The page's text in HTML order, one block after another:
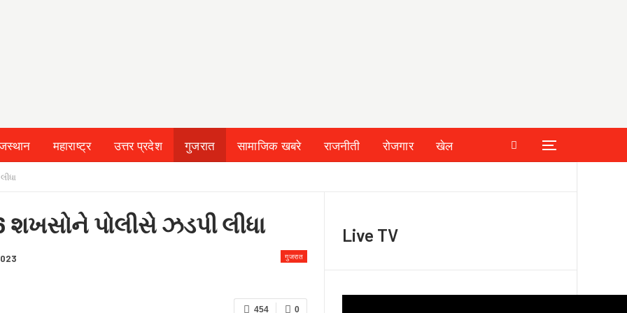
महाराष्ट्र उत्तर प्रदेश गुजरात सामाजिक खबरे राजनीती रोजगार
खेल
CONDITION
શખસોને પોલીસે ઝડપી લીધા
गुजरात
0
454
Live TV